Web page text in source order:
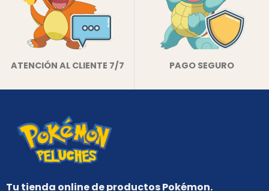
ATENCIÓN AL CLIENTE 7/7 PAGO SEGURO
Tu tienda online de productos Pokémon.